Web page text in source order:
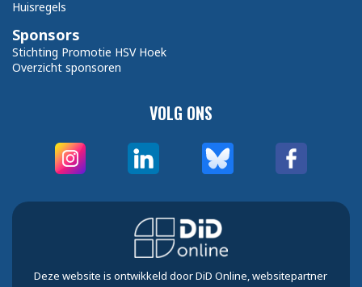
VOLG ONS
Huisregels
Sponsors
Stichting Promotie HSV Hoek
Overzicht sponsoren
Deze website is ontwikkeld door DiD Online, websitepartner